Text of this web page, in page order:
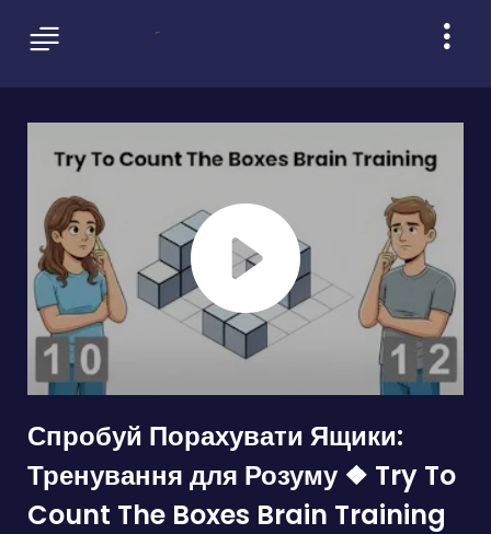
Спробуй Порахувати Ящики:
Тренування для Розуму ❖ Try To
Count The Boxes Brain Training